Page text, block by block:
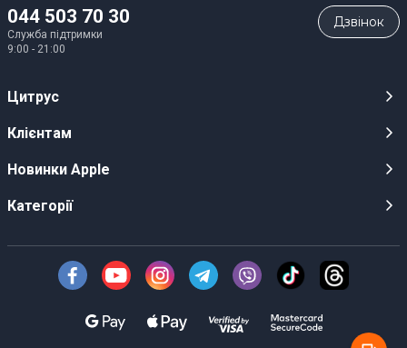
044 503 70 30
Служба підтримки
9:00 - 21:00
Дзвiнок
Цитрус
Кар’єра
Оптовим клієнтам
Про Компанію
Безготівковий розрахунок
Клієнтам
Публічні оферти
Інструкції та прошивки
Доставка
Новинки Apple
iPhone 17
iPhone Air
Категорії
Техніка Apple
Смартфони
Техніка для кухні